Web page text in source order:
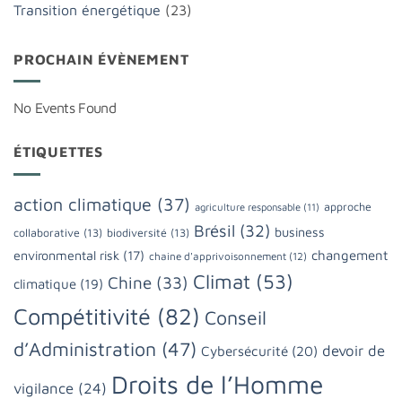
Transition énergétique (23)
PROCHAIN ÉVÈNEMENT
No Events Found
ÉTIQUETTES
action climatique (37) agriculture responsable (11) approche
collaborative (13) biodiversité (13) Brésil (32) business
environmental risk (17) chaine d'apprivoisonnement (12) changement
climatique (19) Chine (33) Climat (53)
Compétitivité (82) Conseil
d’Administration (47) Cybersécurité (20) devoir de
vigilance (24) Droits de l’Homme